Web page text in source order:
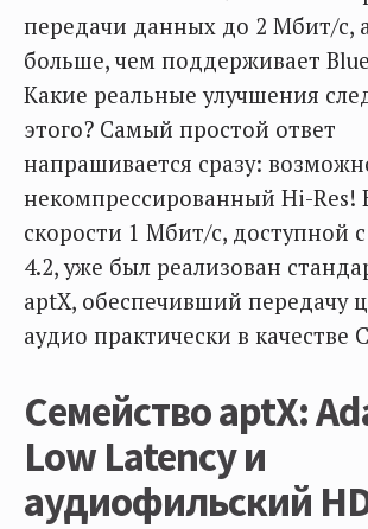
передачи данных до 2 Мбит/с,
больше, чем поддерживает
Какие реальные улучшения
этого? Самый простой ответ
напрашивается сразу:
некомпрессированный Hi-Res!
скорости 1 Мбит/с, доступной
4.2, уже был реализован
aptX, обеспечивший передачу
аудио практически в качестве
Семейство aptX:
Low Latency и
аудиофильский